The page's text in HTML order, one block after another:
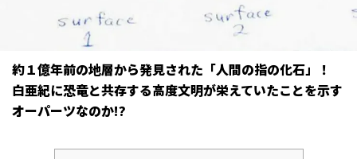
約１億年前の地層から発見された「人間の指の化石」――！
白亜紀に恐竜と共存する高度文明が栄えていたことを示す
オーパーツなのか!?